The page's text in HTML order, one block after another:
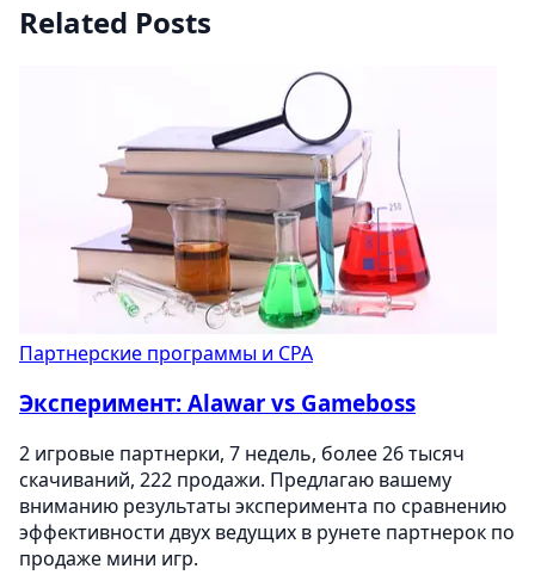
Related Posts
Партнерские программы и CPA
Эксперимент: Alawar vs Gameboss
2 игровые партнерки, 7 недель, более 26 тысяч
скачиваний, 222 продажи. Предлагаю вашему
вниманию результаты эксперимента по сравнению
эффективности двух ведущих в рунете партнерок по
продаже мини игр.